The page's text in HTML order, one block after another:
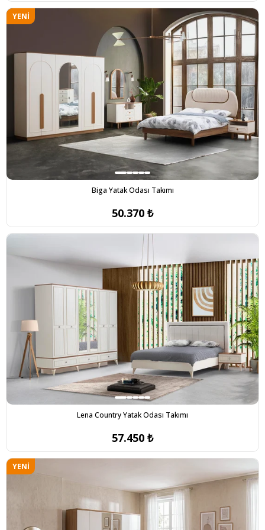
Biga Yatak Odası Takımı
50.370 ₺
YENI
Lena Country Yatak Odası Takımı
57.450 ₺
YENI